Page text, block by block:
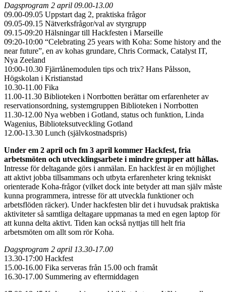
Dagsprogram 2 april 09.00-13.00
09.00-09.05 Uppstart dag 2, praktiska frågor
09.05-09.15 Nätverksfrågor/val av styrgrupp
09.15-09:20 Hälsningar till Hackfesten i Marseille
09:20-10:00 “Celebrating 25 years with Koha: Some history and the
near future”, en av kohas grundare, Chris Cormack, Catalyst IT,
Nya Zeeland
10:00-10.30 Fjärrlånemodulen tips och trix? Hans Pålsson,
Högskolan i Kristianstad
10.30-11.00 Fika
11.00-11.30 Biblioteken i Norrbotten berättar om erfarenheter av
reservationsordning, systemgruppen Biblioteken i Norrbotten
11.30-12.00 Nya webben i Gotland, status och funktion, Linda
Wagenius, Biblioteksutveckling Gotland
12.00-13.30 Lunch (självkostnadspris)
Under em 2 april och fm 3 april kommer Hackfest, fria
arbetsmöten och utvecklingsarbete i mindre grupper att hållas.
Intresse för deltagande görs i anmälan. En hackfest är en möjlighet
att aktivt jobba tillsammans och utbyta erfarenheter kring tekniskt
orienterade Koha-frågor (vilket dock inte betyder att man själv måste
kunna programmera, intresse för att utveckla funktioner och
arbetsflöden räcker). Under hackfesten blir det i huvudsak praktiska
aktiviteter så samtliga deltagare uppmanas ta med en egen laptop för
att kunna delta aktivt. Tiden kan också nyttjas till helt fria
arbetsmöten om allt som rör Koha.
Dagsprogram 2 april 13.30-17.00
13.30-17:00 Hackfest
15.00-16.00 Fika serveras från 15.00 och framåt
16.30-17.00 Summering av eftermiddagen